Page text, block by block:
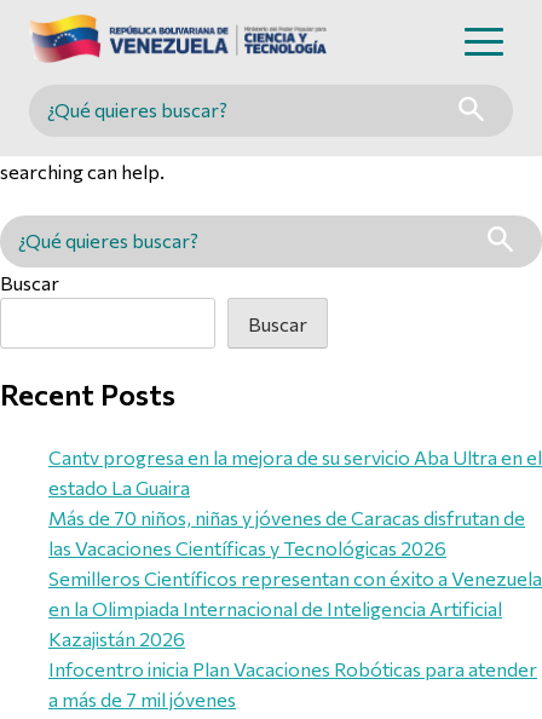
Buscar en MINCYT
searching can help.
Buscar en MINCYT
Buscar
Buscar
Recent Posts
Cantv progresa en la mejora de su servicio Aba Ultra en el
estado La Guaira
Más de 70 niños, niñas y jóvenes de Caracas disfrutan de
las Vacaciones Científicas y Tecnológicas 2026
Semilleros Científicos representan con éxito a Venezuela
en la Olimpiada Internacional de Inteligencia Artificial
Kazajistán 2026
Infocentro inicia Plan Vacaciones Robóticas para atender
a más de 7 mil jóvenes